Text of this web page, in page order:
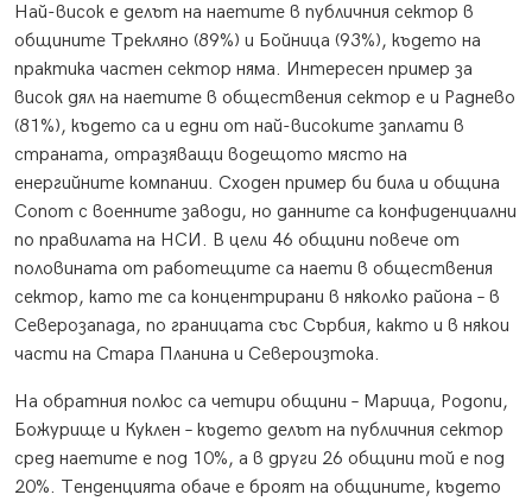
Най-висок е делът на наетите в публичния сектор в
общините Трекляно (89%) и Бойница (93%), където на
практика частен сектор няма. Интересен пример за
висок дял на наетите в обществения сектор е и Раднево
(81%), където са и едни от най-високите заплати в
страната, отразяващи водещото място на
енергийните компании. Сходен пример би била и община
Сопот с военните заводи, но данните са конфиденциални
по правилата на НСИ. В цели 46 общини повече от
половината от работещите са наети в обществения
сектор, като те са концентрирани в няколко района – в
Северозапада, по границата със Сърбия, както и в някои
части на Стара Планина и Североизтока.
На обратния полюс са четири общини – Марица, Родопи,
Божурище и Куклен – където делът на публичния сектор
сред наетите е под 10%, а в други 26 общини той е под
20%. Тенденцията обаче е броят на общините, където